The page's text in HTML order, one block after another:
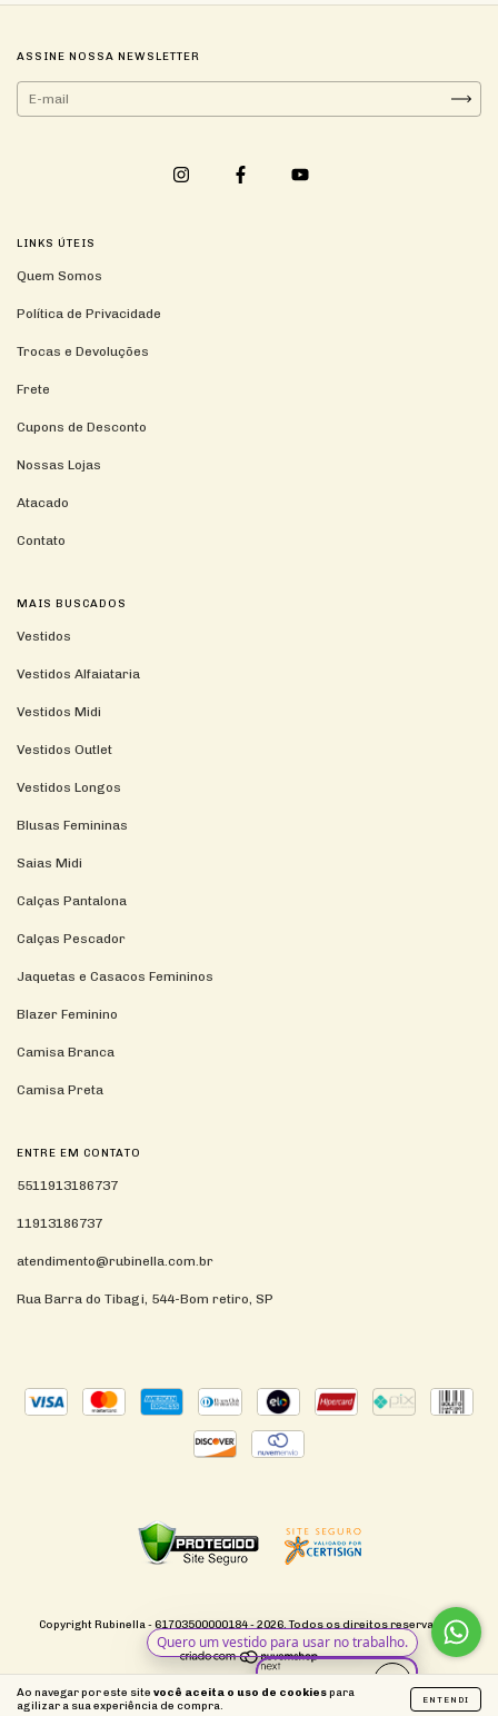
Ao navegar por este site você aceita o uso de cookiespara
agilizar a sua experiência de compra.
ENTENDI
ASSINE NOSSA NEWSLETTER
LINKS ÚTEIS
Quem Somos
Política de Privacidade
Trocas e Devoluções
Frete
Cupons de Desconto
Nossas Lojas
Atacado
Contato
MAIS BUSCADOS
Vestidos
Vestidos Alfaiataria
Vestidos Midi
Vestidos Outlet
Vestidos Longos
Blusas Femininas
Saias Midi
Calças Pantalona
Calças Pescador
Jaquetas e Casacos Femininos
Blazer Feminino
Camisa Branca
Camisa Preta
ENTRE EM CONTATO
5511913186737
11913186737
atendimento@rubinella.com.br
Rua Barra do Tibagi, 544-Bom retiro, SP
Copyright Rubinella - 61703500000184 - 2026. Todos os direitos reservados.